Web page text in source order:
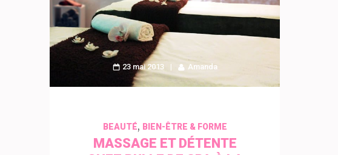
23 mai 2013 Amanda
BEAUTÉ, BIEN-ÊTRE & FORME
MASSAGE ET DÉTENTE